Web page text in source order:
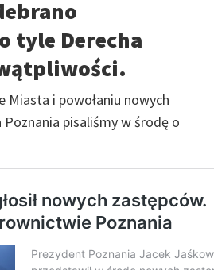
tyle Derecha
Miasta i powołaniu nowych
pisaliśmy w środę o